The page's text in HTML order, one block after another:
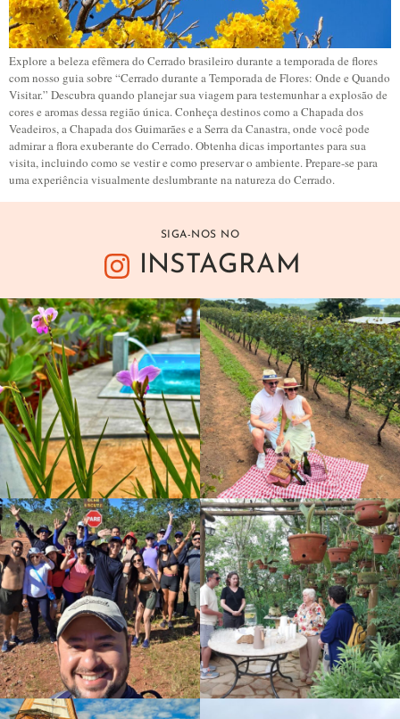
Explore a beleza efêmera do Cerrado brasileiro durante a temporada de flores
com nosso guia sobre “Cerrado durante a Temporada de Flores: Onde e Quando
Visitar.” Descubra quando planejar sua viagem para testemunhar a explosão de
cores e aromas dessa região única. Conheça destinos como a Chapada dos
Veadeiros, a Chapada dos Guimarães e a Serra da Canastra, onde você pode
admirar a flora exuberante do Cerrado. Obtenha dicas importantes para sua
visita, incluindo como se vestir e como preservar o ambiente. Prepare-se para
uma experiência visualmente deslumbrante na natureza do Cerrado.
SIGA-NOS NO
INSTAGRAM